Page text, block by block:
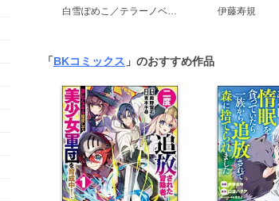
伊藤寿規 竹澤香介
伊藤寿規
「BKコミックス 」のおすすめ作品